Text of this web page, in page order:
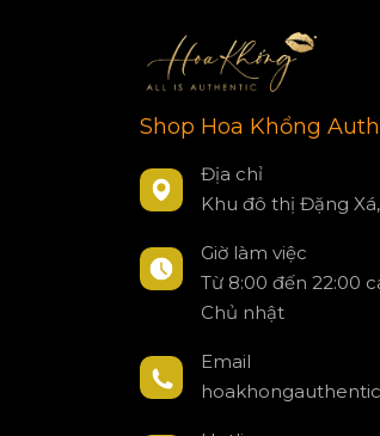
Shop Hoa Khổng
Địa chỉ
Khu đô thị Đặng
Giờ làm việc
Từ 8:00 đến 22:00
Chủ nhật
Email